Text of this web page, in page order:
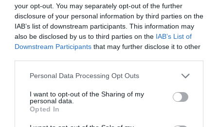
your opt-out. You may separately opt-out of the further
disclosure of your personal information by third parties on the
IAB’s list of downstream participants. This information may
also be disclosed by us to third parties on the IAB’s List of
Downstream Participants that may further disclose it to other
Please note that this website/app uses one or more Google
not limited to your visit or usage behaviour. You may click to
grant or deny consent to Google and its third-party tags to
use your data for below specified purposes in below Google
consent section.
Personal Data Processing Opt Outs
I want to opt-out of the Sharing of my
personal data.
Opted In